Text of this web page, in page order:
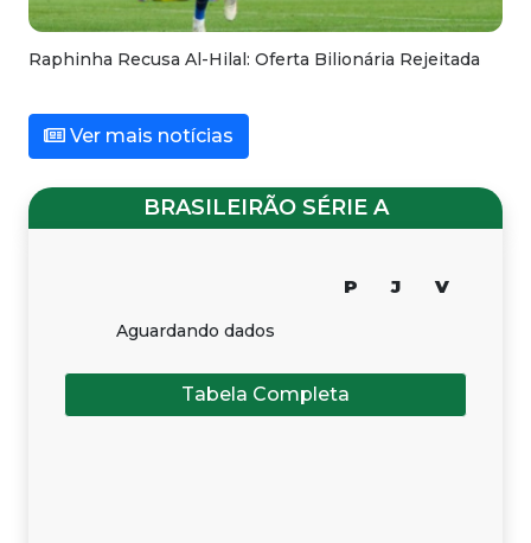
Raphinha Recusa Al-Hilal: Oferta Bilionária Rejeitada
Ver mais notícias
BRASILEIRÃO SÉRIE A
P J V
Aguardando dados
Tabela Completa